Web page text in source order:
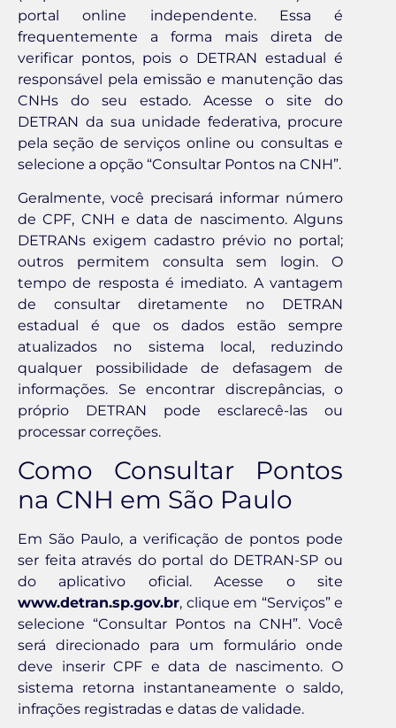
portal online independente. Essa é
frequentemente a forma mais direta de
verificar pontos, pois o DETRAN estadual é
responsável pela emissão e manutenção das
CNHs do seu estado. Acesse o site do
DETRAN da sua unidade federativa, procure
pela seção de serviços online ou consultas e
selecione a opção “Consultar Pontos na CNH”.
Geralmente, você precisará informar número
de CPF, CNH e data de nascimento. Alguns
DETRANs exigem cadastro prévio no portal;
outros permitem consulta sem login. O
tempo de resposta é imediato. A vantagem
de consultar diretamente no DETRAN
estadual é que os dados estão sempre
atualizados no sistema local, reduzindo
qualquer possibilidade de defasagem de
informações. Se encontrar discrepâncias, o
próprio DETRAN pode esclarecê-las ou
processar correções.
Como Consultar Pontos
na CNH em São Paulo
Em São Paulo, a verificação de pontos pode
ser feita através do portal do DETRAN-SP ou
do aplicativo oficial. Acesse o site
www.detran.sp.gov.br, clique em “Serviços” e
selecione “Consultar Pontos na CNH”. Você
será direcionado para um formulário onde
deve inserir CPF e data de nascimento. O
sistema retorna instantaneamente o saldo,
infrações registradas e datas de validade.